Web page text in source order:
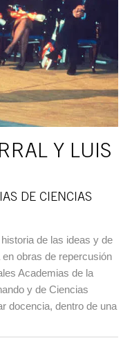
Y LUIS
DE CIENCIAS
de las ideas y de
obras de repercusión
Academias de la
y de Ciencias
docencia, dentro de una